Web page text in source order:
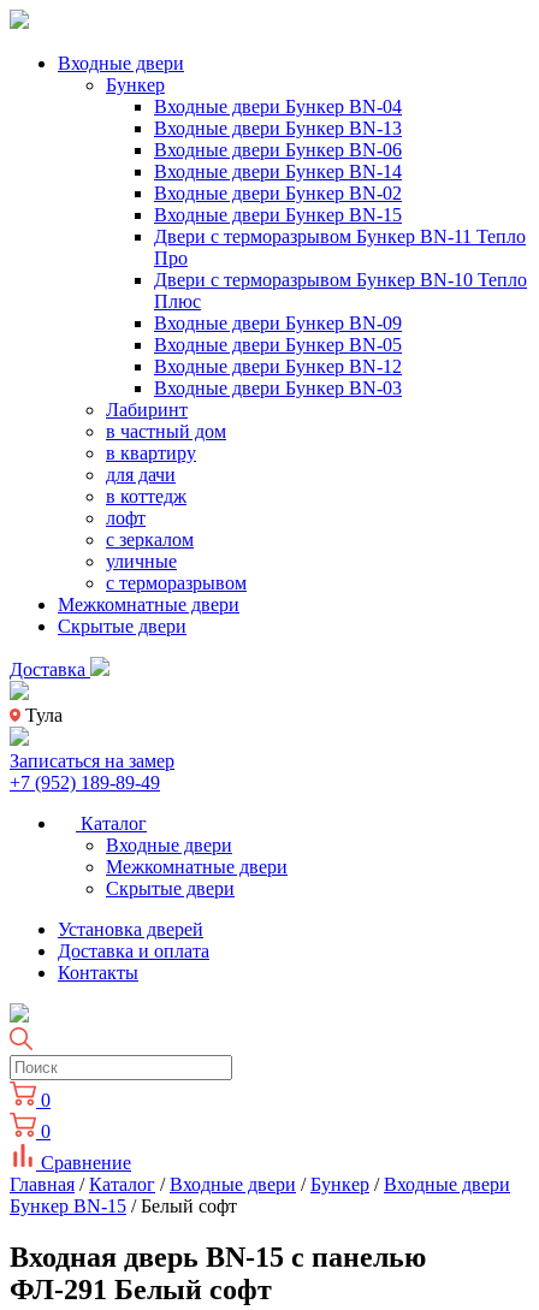
Входные двери
Бункер
Входные двери Бункер BN-04
Входные двери Бункер BN-13
Входные двери Бункер BN-06
Входные двери Бункер BN-14
Входные двери Бункер BN-02
Входные двери Бункер BN-15
Двери с терморазрывом Бункер BN-11 Тепло
Про
Двери с терморазрывом Бункер BN-10 Тепло
Плюс
Входные двери Бункер BN-09
Входные двери Бункер BN-05
Входные двери Бункер BN-12
Входные двери Бункер BN-03
Лабиринт
в частный дом
в квартиру
для дачи
в коттедж
лофт
с зеркалом
уличные
с терморазрывом
Межкомнатные двери
Скрытые двери
Доставка
Тула
Записаться на замер
+7 (952) 189-89-49
Каталог
Входные двери
Межкомнатные двери
Скрытые двери
Установка дверей
Доставка и оплата
Контакты
0
0
Сравнение
Главная /Каталог /Входные двери /Бункер /Входные двери
Бункер BN-15 / Белый софт
Входная дверь BN-15 с панелью
ФЛ-291 Белый софт